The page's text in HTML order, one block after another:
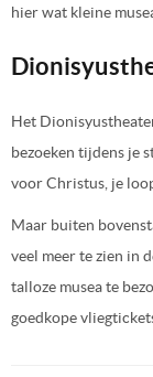
hier wat kleine
Het
bezoeken tijdens je
voor Christus, je
Maar buiten
veel meer te zien in
talloze musea te
goedkope